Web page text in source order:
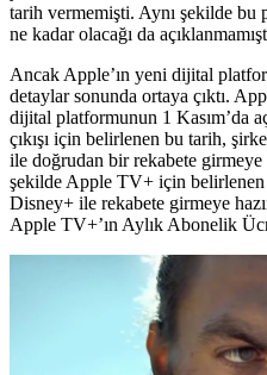
tarih vermemişti. Aynı şekilde bu
ne kadar olacağı da
Ancak Apple’ın yeni dijital
detaylar sonunda ortaya çıktı.
dijital platformunun 1 Kasım’da
çıkışı için belirlenen bu tarih,
ile doğrudan bir rekabete girmeye
şekilde Apple TV+ için
Disney+ ile rekabete girmeye
Apple TV+’ın Aylık Abonelik